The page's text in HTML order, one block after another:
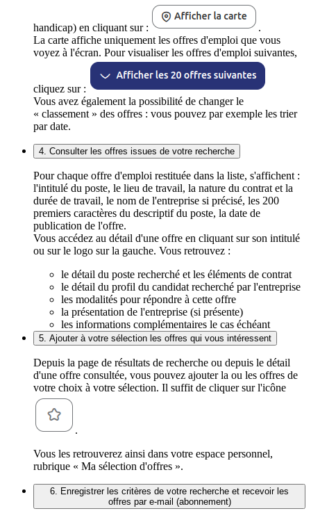
handicap) en cliquant sur :
.
La carte affiche uniquement les offres d'emploi que vous
voyez à l'écran. Pour visualiser les offres d'emploi suivantes,
cliquez sur :
Vous avez également la possibilité de changer le
« classement » des offres : vous pouvez par exemple les trier
par date.
4. Consulter les offres issues de votre recherche
Pour chaque offre d'emploi restituée dans la liste, s'affichent :
l'intitulé du poste, le lieu de travail, la nature du contrat et la
durée de travail, le nom de l'entreprise si précisé, les 200
premiers caractères du descriptif du poste, la date de
publication de l'offre.
Vous accédez au détail d'une offre en cliquant sur son intitulé
ou sur le logo sur la gauche. Vous retrouvez :
le détail du poste recherché et les éléments de contrat
le détail du profil du candidat recherché par l'entreprise
les modalités pour répondre à cette offre
la présentation de l'entreprise (si présente)
les informations complémentaires le cas échéant
5. Ajouter à votre sélection les offres qui vous intéressent
Depuis la page de résultats de recherche ou depuis le détail
d'une offre consultée, vous pouvez ajouter la ou les offres de
votre choix à votre sélection. Il suffit de cliquer sur l'icône
.
Vous les retrouverez ainsi dans votre espace personnel,
rubrique « Ma sélection d'offres ».
6. Enregistrer les critères de votre recherche et recevoir les
offres par e-mail (abonnement)